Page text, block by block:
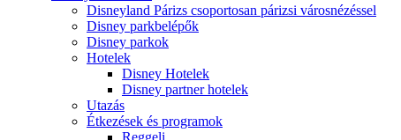
Disneyland Párizs csoportosan párizsi városnézéssel
Disney parkbelépők
Disney parkok
Hotelek
Disney Hotelek
Disney partner hotelek
Utazás
Étkezések és programok
Reggeli